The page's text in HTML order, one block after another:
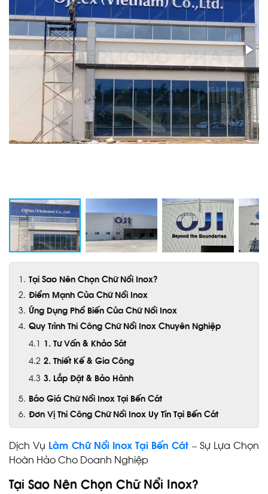
Tại Sao Nên Chọn Chữ Nổi Inox?
Điểm Mạnh Của Chữ Nổi Inox
Ứng Dụng Phổ Biến Của Chữ Nổi Inox
Quy Trình Thi Công Chữ Nổi Inox Chuyên Nghiệp
1. Tư Vấn & Khảo Sát
2. Thiết Kế & Gia Công
3. Lắp Đặt & Bảo Hành
Báo Giá Chữ Nổi Inox Tại Bến Cát
Đơn Vị Thi Công Chữ Nổi Inox Uy Tín Tại Bến Cát
Dịch Vụ Làm Chữ Nổi Inox Tại Bến Cát – Sự Lựa Chọn
Hoàn Hảo Cho Doanh Nghiệp
Tại Sao Nên Chọn Chữ Nổi Inox?